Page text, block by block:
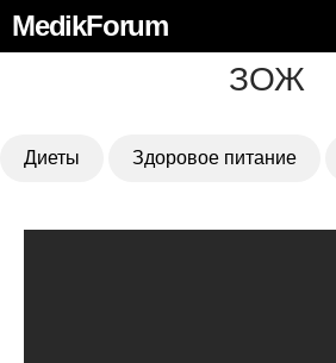
MedikForum
ЗОЖ
Диеты Здоровое питание